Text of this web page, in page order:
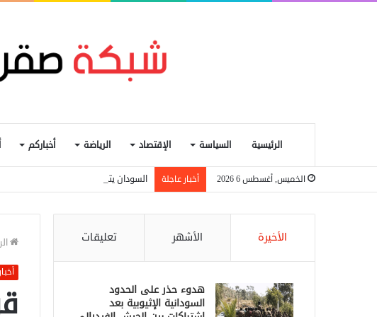
الرئيسية السياسة الإقتصاد الرياضة أخباركم
الخميس, أغسطس 6 2026 أخبار عاجلة السودان يتجه لإعادة تنظيم التجارة
الأخيرة الأشهر تعليقات
هدوء حذر على الحدود
السودانية الإثيوبية بعد